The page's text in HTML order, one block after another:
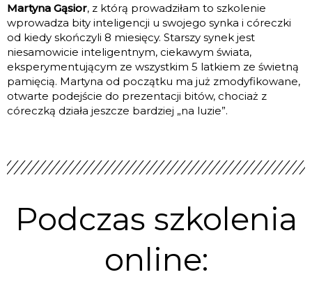
Martyna Gąsior, z którą prowadziłam to szkolenie
wprowadza bity inteligencji u swojego synka i córeczki
od kiedy skończyli 8 miesięcy. Starszy synek jest
niesamowicie inteligentnym, ciekawym świata,
eksperymentującym ze wszystkim 5 latkiem ze świetną
pamięcią. Martyna od początku ma już zmodyfikowane,
otwarte podejście do prezentacji bitów, chociaż z
córeczką działa jeszcze bardziej „na luzie”.
Podczas szkolenia
online: